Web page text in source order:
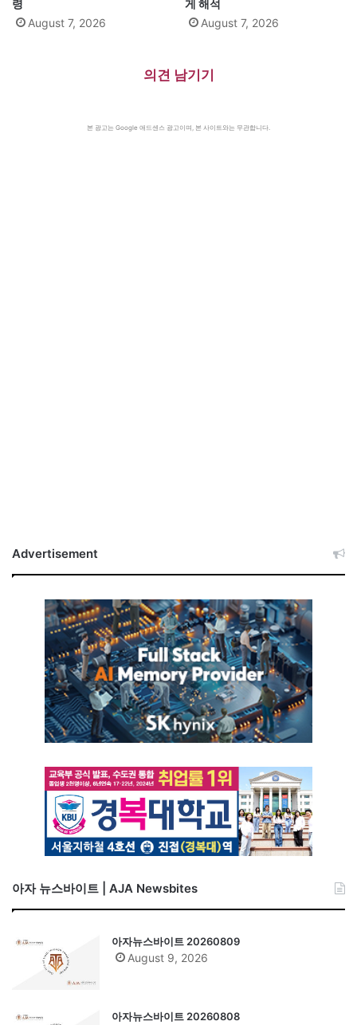
령
August 7, 2026
게 해석
August 7, 2026
의견 남기기
본 광고는 Google 애드센스 광고이며, 본 사이트와는 무관합니다.
Advertisement
아자 뉴스바이트 | AJA Newsbites
아자뉴스바이트 20260809
August 9, 2026
아자뉴스바이트 20260808